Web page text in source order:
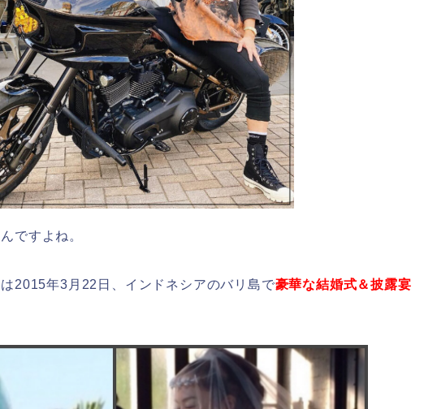
ですよね。
2015年3月22日、インドネシアのバリ島で豪華な結婚式＆披露宴